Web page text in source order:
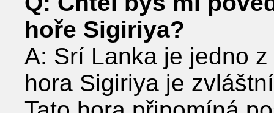
hoře Sigiriya?
A: Srí Lanka je jedno
hora Sigiriya je